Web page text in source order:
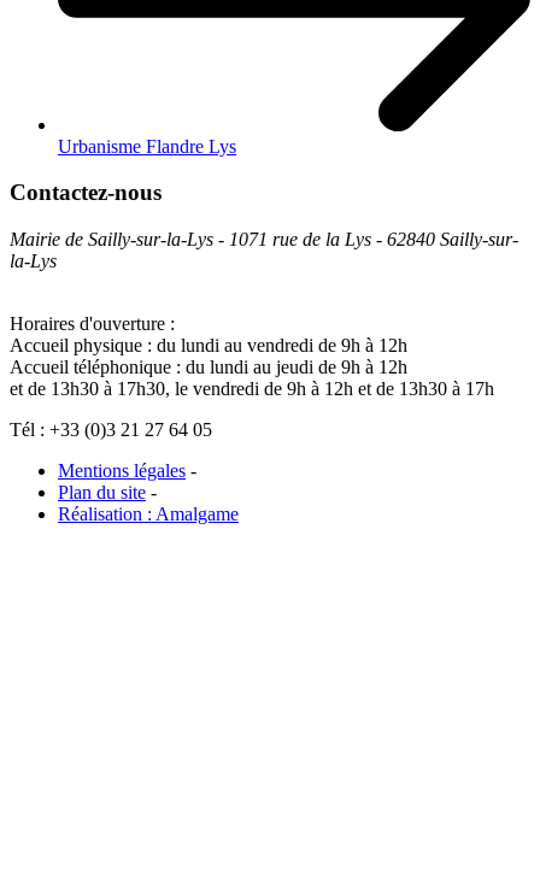
Urbanisme Flandre Lys
Contactez-nous
Mairie de Sailly-sur-la-Lys - 1071 rue de la Lys - 62840 Sailly-sur-
la-Lys
Horaires d'ouverture :
Accueil physique : du lundi au vendredi de 9h à 12h
Accueil téléphonique : du lundi au jeudi de 9h à 12h
et de 13h30 à 17h30, le vendredi de 9h à 12h et de 13h30 à 17h
Tél : +33 (0)3 21 27 64 05
Mentions légales -
Plan du site -
Réalisation : Amalgame